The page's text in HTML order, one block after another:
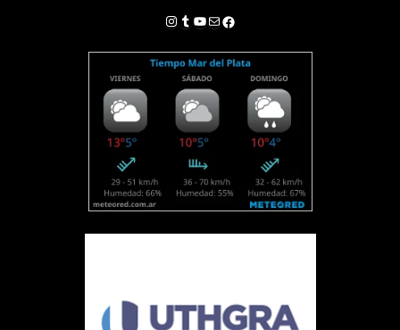
Instagram
Tumblr
YouTube
Correo electrónico
Facebook